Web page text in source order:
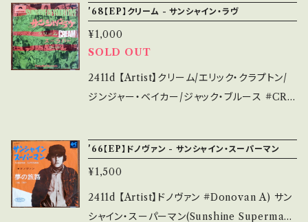
く、痛みも薄い B・多少痛み・キズなど見られる
C・痛み多・キズ多く痛み多 *その他、+ - で補足
しています。 *中古という事をご理解して頂ける
方のご購入をお願い致します。 Please purcha
se it if you understand that it is second
tsu.thebase.in/items/14252144 お知らせ等
は、About 画面にてご確認ください。 ___【bi
se/Label/Note】 1976 / DW3008 / ポリドー
ル * 参考視聴: - 【Condition】 Jacket/Recor
d：B/B (国内盤/再発盤) _____________
____________ 【About the state/状態
説明】 S・新品未開封など A・綺麗・キズ等も無
しています。 *中古という事をご理解して頂ける
方のご購入をお願い致します。 Please purcha
se it if you understand that it is second
hand. *詳しくは ■■■状態・説明 / 発送につ
'68【EP】クリーム - サンシャイン・ラヴ
¥1,000
SOLD OUT
2411d 【Artist】クリーム/エリック・クラプトン/
ジンジャー・ベイカー/ジャック・ブルース #CRE
br) 【Release/Label/Note】 1968 / DP-156
8 / ポリドール * 参考視聴: - 【Condition】 Jac
ket/Record：B-/B (国内盤/袋ジャケ) *ジャ
ケ・しわ痛み ____________________
'66【EP】ドノヴァン - サンシャイン・スーパーマン
¥1,500
2411d 【Artist】ドノヴァン #Donovan A) サン
シャイン・スーパーマン(Sunshine Superman)